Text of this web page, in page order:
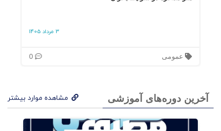
3 مرداد 1405
عمومی
آخرین دوره‌های آموزشی مشاهده موارد بیشتر